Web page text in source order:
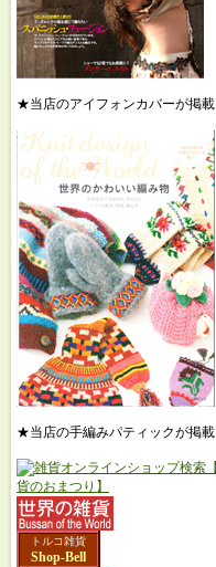
★当店のアイフォンカバーが掲載
★当店の手編みパティックが掲載
トルコ雑貨
Shop-Bell